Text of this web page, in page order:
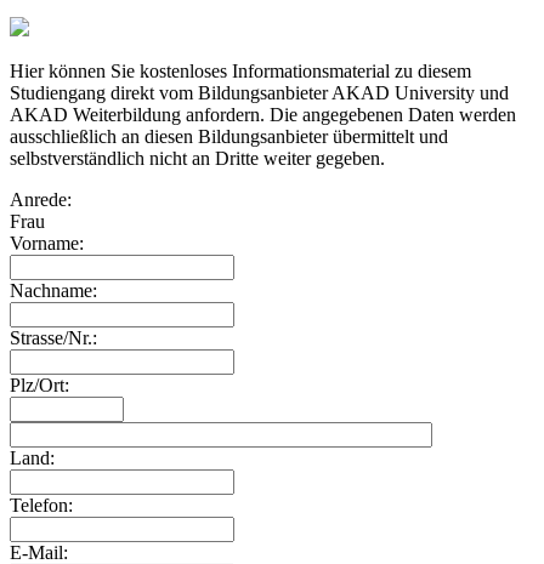
Hier können Sie kostenloses Informationsmaterial zu diesem
Studiengang direkt vom Bildungsanbieter AKAD University und
AKAD Weiterbildung anfordern. Die angegebenen Daten werden
ausschließlich an diesen Bildungsanbieter übermittelt und
selbstverständlich nicht an Dritte weiter gegeben.
Anrede:
Frau
Vorname:
Nachname:
Strasse/Nr.:
Plz/Ort:
Land:
Telefon:
E-Mail: